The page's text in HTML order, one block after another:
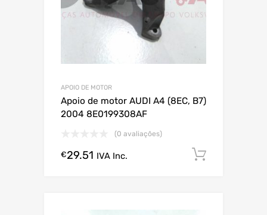
APOIO DE MOTOR
Apoio de motor AUDI A4 (8EC, B7)
2004 8E0199308AF
(0 avaliações)
€29.51 IVA Inc.